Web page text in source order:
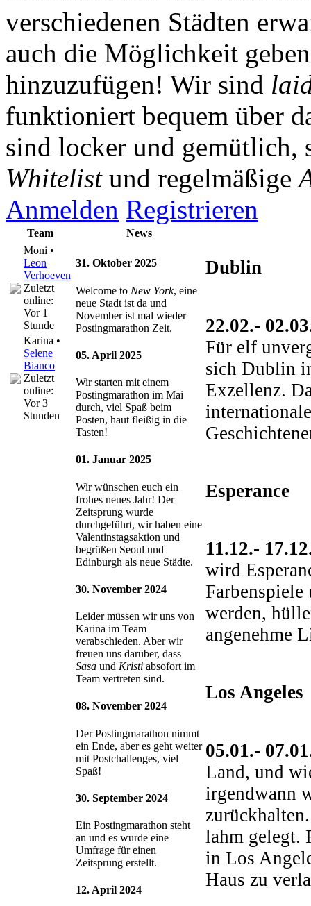
verschiedenen Städten
auch die Möglichkeit
hinzuzufügen! Wir sind
funktioniert bequem über
sind locker und gemütlich,
Whitelistund regelmäßige
Anmelden Registrieren
Team
News
Moni •
Leon
Verhoeven
Zuletzt
online:
Vor 1
Stunde
Karina •
Selene
Bianco
Zuletzt
online:
Vor 3
Stunden
31. Oktober 2025
Welcome to New York, eine
neue Stadt ist da und
November ist mal wieder
Postingmarathon Zeit.
05. April 2025
Wir starten mit einem
Postingmarathon im Mai
durch, viel Spaß beim
Posten, haut fleißig in die
Tasten!
01. Januar 2025
Wir wünschen euch ein
frohes neues Jahr! Der
Zeitsprung wurde
durchgeführt, wir haben eine
Valentinstagsaktion und
begrüßen Seoul und
Edinburgh als neue Städte.
30. November 2024
Leider müssen wir uns von
Karina im Team
verabschieden. Aber wir
freuen uns darüber, dass
Sasa und Kristi absofort im
Team vertreten sind.
08. November 2024
Der Postingmarathon nimmt
ein Ende, aber es geht weiter
mit Postchallenges, viel
Spaß!
30. September 2024
Ein Postingmarathon steht
an und es wurde eine
Umfrage für einen
Zeitsprung erstellt.
12. April 2024
Dublin
22.02.-
Für elf
sich Dublin
Exzellenz.
Esperance
11.12.-
wird
Farbenspiele
werden,
angenehme
Los Angeles
05.01.-
Land, und
irgendwann
lahm gelegt.
in Los
Haus zu